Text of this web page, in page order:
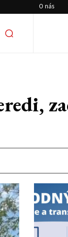
O nás